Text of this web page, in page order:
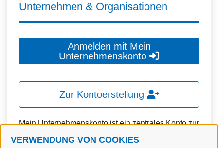
VERWENDUNG VON COOKIES
Unternehmen & Organisationen
Anmelden mit Mein
Unternehmenskonto
Zur Kontoerstellung
Mein Unternehmenskonto ist ein zentrales Konto zur